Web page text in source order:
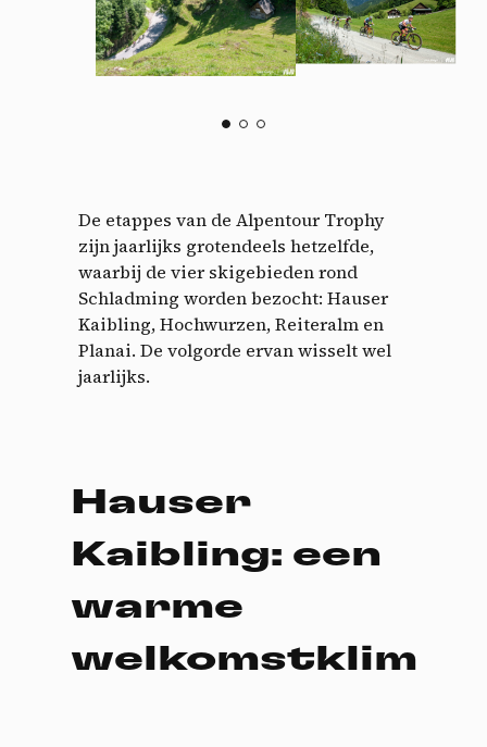
De etappes van de Alpentour Trophy
zijn jaarlijks grotendeels hetzelfde,
waarbij de vier skigebieden rond
Schladming worden bezocht: Hauser
Kaibling, Hochwurzen, Reiteralm en
Planai. De volgorde ervan wisselt wel
jaarlijks.
Hauser
Kaibling: een
warme
welkomstklim